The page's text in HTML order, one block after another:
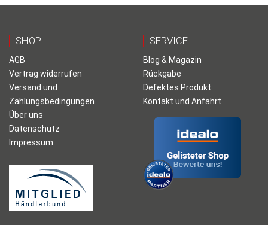
SHOP
AGB
Vertrag widerrufen
Versand und
Zahlungsbedingungen
Über uns
Datenschutz
Impressum
SERVICE
Blog & Magazin
Rückgabe
Defektes Produkt
Kontakt und Anfahrt